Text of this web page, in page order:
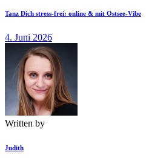
Tanz Dich stress-frei: online & mit Ostsee-Vibe
4. Juni 2026
Written by
Judith